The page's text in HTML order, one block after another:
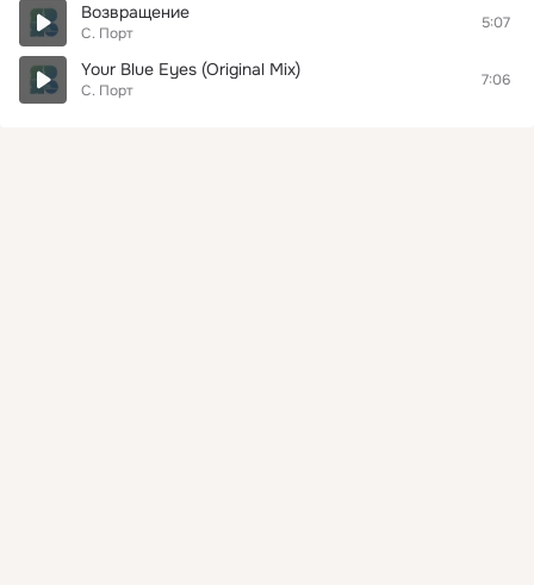
Возвращение
С. Порт
5:07
Your Blue Eyes (Original Mix)
С. Порт
7:06